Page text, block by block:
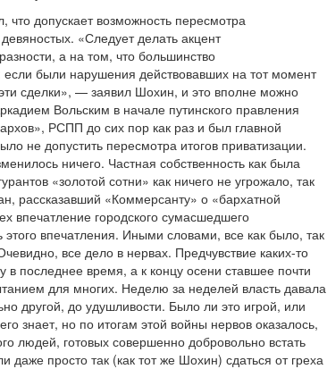
допускает возможность пересмотра
«Следует делать акцент
а на том, что большинство
были нарушения действовавших на тот момент
сделки», — заявил Шохин, и это вполне можно
Вольским в начале путинского правления
РСПП до сих пор как раз и был главной
не допустить пересмотра итогов приватизации.
ничего. Частная собственность как была
«золотой сотни» как ничего не угрожало, так
рассказавший «Коммерсанту» о «бархатной
впечатление городского сумасшедшего
впечатления. Иными словами, все как было, так
все дело в нервах. Предчувствие каких-то
последнее время, а к концу осени ставшее почти
для многих. Неделю за неделей власть давала
другой, до удушливости. Было ли это игрой, или
знает, но по итогам этой войны нервов оказалось,
людей, готовых совершенно добровольно встать
просто так (как тот же Шохин) сдаться от греха